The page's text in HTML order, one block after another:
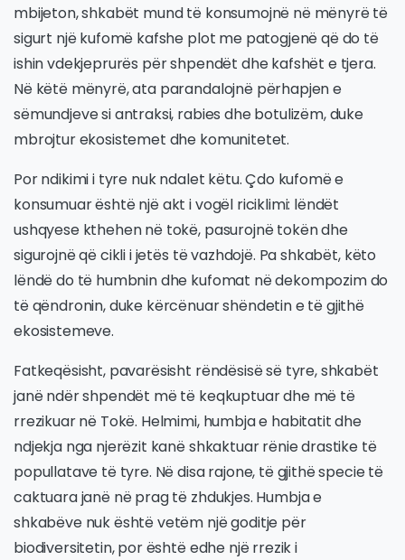
mbijeton, shkabët mund të konsumojnë në mënyrë të
sigurt një kufomë kafshe plot me patogjenë që do të
ishin vdekjeprurës për shpendët dhe kafshët e tjera.
Në këtë mënyrë, ata parandalojnë përhapjen e
sëmundjeve si antraksi, rabies dhe botulizëm, duke
mbrojtur ekosistemet dhe komunitetet.
Por ndikimi i tyre nuk ndalet këtu. Çdo kufomë e
konsumuar është një akt i vogël riciklimi: lëndët
ushqyese kthehen në tokë, pasurojnë tokën dhe
sigurojnë që cikli i jetës të vazhdojë. Pa shkabët, këto
lëndë do të humbnin dhe kufomat në dekompozim do
të qëndronin, duke kërcënuar shëndetin e të gjithë
ekosistemeve.
Fatkeqësisht, pavarësisht rëndësisë së tyre, shkabët
janë ndër shpendët më të keqkuptuar dhe më të
rrezikuar në Tokë. Helmimi, humbja e habitatit dhe
ndjekja nga njerëzit kanë shkaktuar rënie drastike të
popullatave të tyre. Në disa rajone, të gjithë specie të
caktuara janë në prag të zhdukjes. Humbja e
shkabëve nuk është vetëm një goditje për
biodiversitetin, por është edhe një rrezik i